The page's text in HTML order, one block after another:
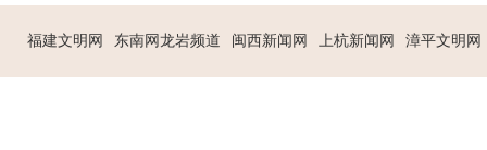
福建文明网 东南网龙岩频道 闽西新闻网 上杭新闻网 漳平文明网